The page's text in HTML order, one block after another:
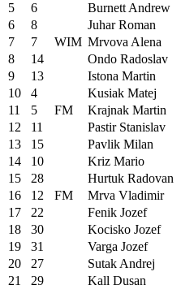
5
6 Burnett Andrew
6
8 Juhar Roman
7
7 WIM Mrvova Alena
8
14 Ondo Radoslav
9
13 Istona Martin
10
4 Kusiak Matej
11
5 FM Krajnak Martin
12
11 Pastir Stanislav
13
15 Pavlik Milan
14
10 Kriz Mario
15
28 Hurtuk Radovan
16
12 FM Mrva Vladimir
17
22 Fenik Jozef
18
30 Kocisko Jozef
19
31 Varga Jozef
20
27 Sutak Andrej
21
29 Kall Dusan